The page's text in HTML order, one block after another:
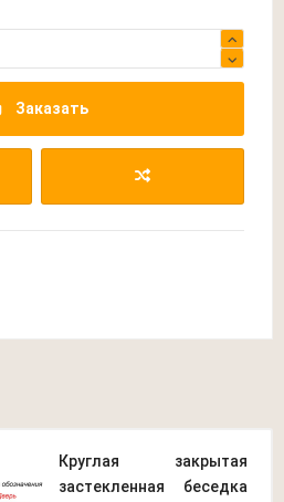
Заказать
Круглая закрытая
застекленная беседка